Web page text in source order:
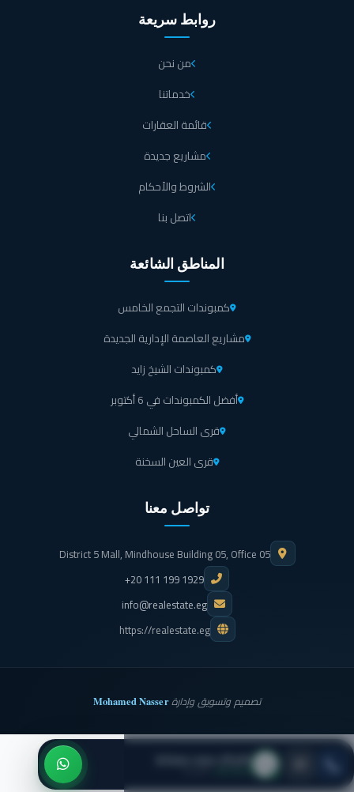
روابط سريعة
من نحن
خدماتنا
قائمة العقارات
مشاريع جديدة
الشروط والأحكام
اتصل بنا
المناطق الشائعة
كمبوندات التجمع الخامس
مشاريع العاصمة الإدارية الجديدة
كمبوندات الشيخ زايد
أفضل الكمبوندات في 6 أكتوبر
قرى الساحل الشمالي
قرى العين السخنة
تواصل معنا
District 5 Mall, Mindhouse Building 05, Office 05
+20 111 199 1929
info@realestate.eg
https://realestate.eg
تصميم وتسويق وإدارةMohamed Nasser
كابيتال جروب بروبرتيز
● متاح الآن